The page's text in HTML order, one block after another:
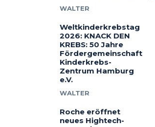
WALTER
Weltkinderkrebstag
2026: KNACK DEN
KREBS: 50 Jahre
Fördergemeinschaft
Kinderkrebs-
Zentrum Hamburg
e.V.
WALTER
Roche eröffnet
neues Hightech-